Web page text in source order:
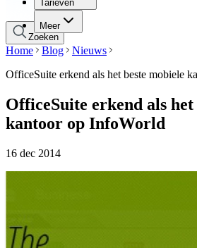
Tarieven
Meer
Tarieven
Zoeken
Home Blog
Nieuws
OfficeSuite erkend als het beste mobiele
OfficeSuite erkend als het
kantoor op InfoWorld
16 dec 2014